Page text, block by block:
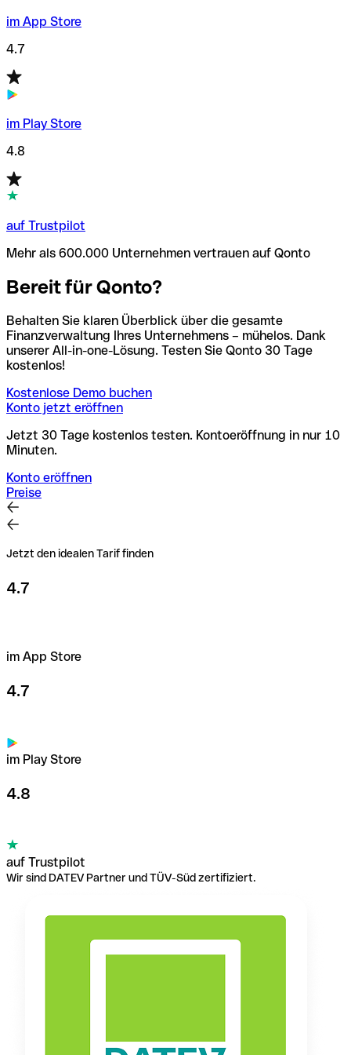
im App Store
4.7
im Play Store
4.8
auf Trustpilot
Mehr als 600.000 Unternehmen vertrauen auf Qonto
Bereit für Qonto?
Behalten Sie klaren Überblick über die gesamte
Finanzverwaltung Ihres Unternehmens – mühelos. Dank
unserer All-in-one-Lösung. Testen Sie Qonto 30 Tage
kostenlos!
Kostenlose Demo buchen
Konto jetzt eröffnen
Jetzt 30 Tage kostenlos testen. Kontoeröffnung in nur 10
Minuten.
Konto eröffnen
Preise
Jetzt den idealen Tarif finden
4.7
im App Store
4.7
im Play Store
4.8
auf Trustpilot
Wir sind DATEV Partner und TÜV-Süd zertifiziert.